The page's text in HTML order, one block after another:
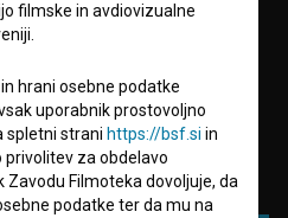
filmske in avdiovizualne
hrani osebne podatke
uporabnik prostovoljno
spletni strani https://bsf.si in
za obdelavo
Filmoteka dovoljuje, da
podatke ter da mu na